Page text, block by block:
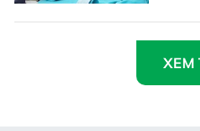
XEM